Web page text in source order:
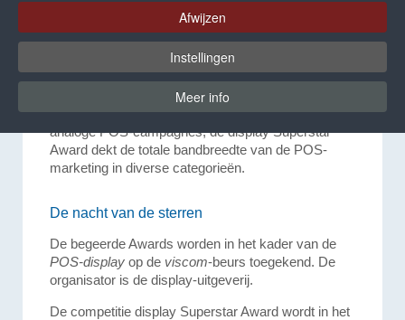
SUPERSTAR 2019 op 08.01.2020
begeleiden. Deze onderscheiding
geldt alsOscar voor de sector.
De display SUPERSTARS hebben een 25-jarige
traditie en een goede naam in de advertentie- en
marketingeconomie. Of het nu gaat om digitale of
analoge POS-campagnes, de display Superstar
Award dekt de totale bandbreedte van de POS-
marketing in diverse categorieën.
De nacht van de sterren
De begeerde Awards worden in het kader van de
POS-display op de viscom-beurs toegekend. De
organisator is de display-uitgeverij.
De competitie display Superstar Award wordt in het
Afwijzen
Instellingen
Meer info